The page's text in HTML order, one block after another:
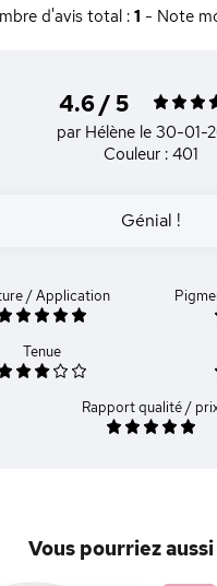
d'avis total : 1 - Note
4.6 / 5
par Hélène le 30-01-
Couleur : 401
Génial !
/ Application
Tenue
Rapport qualité /
Vous pourriez